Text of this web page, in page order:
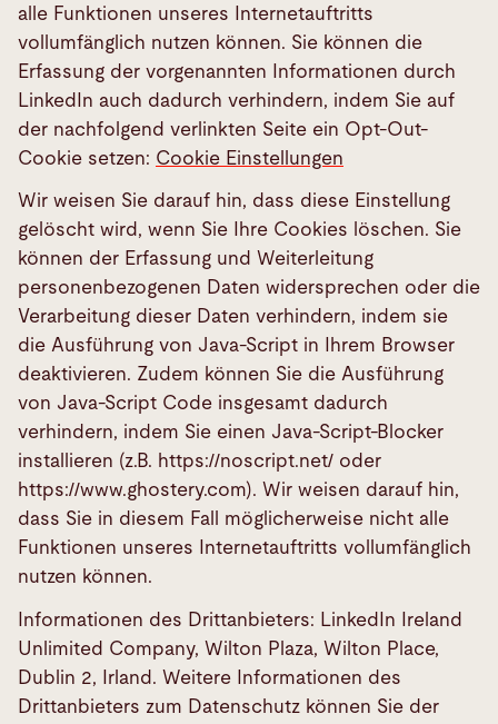
alle Funktionen unseres Internetauftritts
vollumfänglich nutzen können. Sie können die
Erfassung der vorgenannten Informationen durch
LinkedIn auch dadurch verhindern, indem Sie auf
der nachfolgend verlinkten Seite ein Opt-Out-
Cookie setzen: Cookie Einstellungen
Wir weisen Sie darauf hin, dass diese Einstellung
gelöscht wird, wenn Sie Ihre Cookies löschen. Sie
können der Erfassung und Weiterleitung
personenbezogenen Daten widersprechen oder die
Verarbeitung dieser Daten verhindern, indem sie
die Ausführung von Java-Script in Ihrem Browser
deaktivieren. Zudem können Sie die Ausführung
von Java-Script Code insgesamt dadurch
verhindern, indem Sie einen Java-Script-Blocker
installieren (z.B. https://noscript.net/ oder
https://www.ghostery.com). Wir weisen darauf hin,
dass Sie in diesem Fall möglicherweise nicht alle
Funktionen unseres Internetauftritts vollumfänglich
nutzen können.
Informationen des Drittanbieters: LinkedIn Ireland
Unlimited Company, Wilton Plaza, Wilton Place,
Dublin 2, Irland. Weitere Informationen des
Drittanbieters zum Datenschutz können Sie der